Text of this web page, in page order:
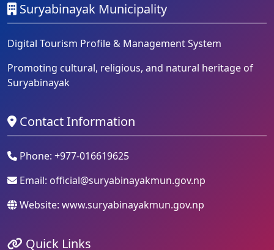
Suryabinayak Municipality
Digital Tourism Profile & Management System
Promoting cultural, religious, and natural heritage of
Suryabinayak
Contact Information
Phone: +977-016619625
Email: official@suryabinayakmun.gov.np
Website: www.suryabinayakmun.gov.np
Quick Links